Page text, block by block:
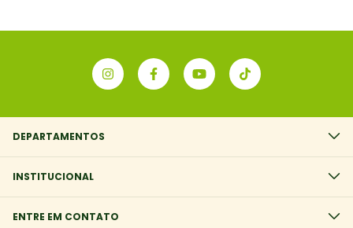
DEPARTAMENTOS
INSTITUCIONAL
ENTRE EM CONTATO